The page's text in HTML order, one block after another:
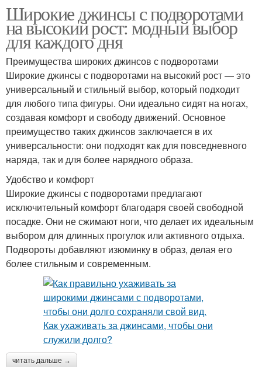
Широкие джинсы с подворотами
на высокий рост: модный выбор
для каждого дня
Преимущества широких джинсов с подворотами
Широкие джинсы с подворотами на высокий рост — это
универсальный и стильный выбор, который подходит
для любого типа фигуры. Они идеально сидят на ногах,
создавая комфорт и свободу движений. Основное
преимущество таких джинсов заключается в их
универсальности: они подходят как для повседневного
наряда, так и для более нарядного образа.
Удобство и комфорт
Широкие джинсы с подворотами предлагают
исключительный комфорт благодаря своей свободной
посадке. Они не сжимают ноги, что делает их идеальным
выбором для длинных прогулок или активного отдыха.
Подвороты добавляют изюминку в образ, делая его
более стильным и современным.
читать дальше →